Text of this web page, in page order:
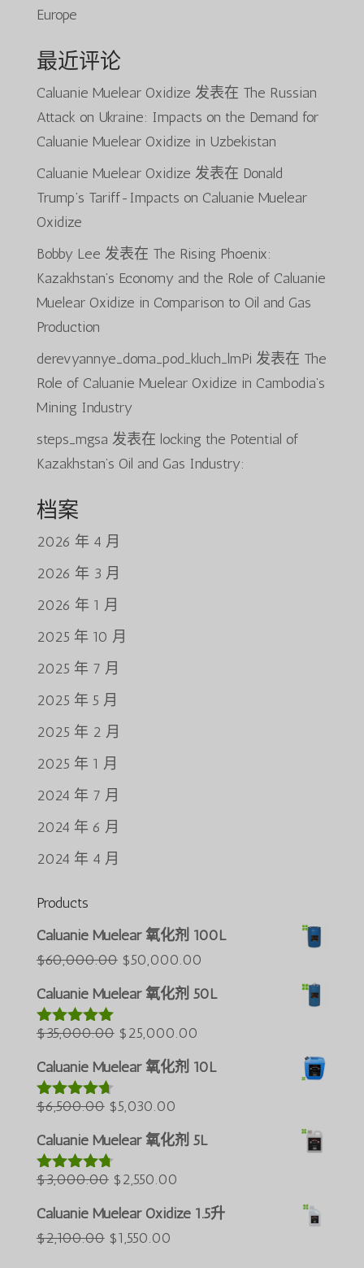
Europe
最近评论
Caluanie Muelear Oxidize 发表在 The Russian
Attack on Ukraine: Impacts on the Demand for
Caluanie Muelear Oxidize in Uzbekistan
Caluanie Muelear Oxidize 发表在 Donald
Trump’s Tariff-Impacts on Caluanie Muelear
Oxidize
Bobby Lee 发表在 The Rising Phoenix:
Kazakhstan’s Economy and the Role of Caluanie
Muelear Oxidize in Comparison to Oil and Gas
Production
derevyannye_doma_pod_kluch_lmPi 发表在 The
Role of Caluanie Muelear Oxidize in Cambodia’s
Mining Industry
steps_mgsa 发表在 locking the Potential of
Kazakhstan’s Oil and Gas Industry:
档案
2026 年 4 月
2026 年 3 月
2026 年 1 月
2025 年 10 月
2025 年 7 月
2025 年 5 月
2025 年 2 月
2025 年 1 月
2024 年 7 月
2024 年 6 月
2024 年 4 月
Products
Caluanie Muelear 氧化剂 100L
$60,000.00 原
价
$60,000.00。
$50,000.00
Caluanie Muelear 氧化剂 50L
评分5.00
$35,000.00 原
价
$35,000.00。
$25,000.00
Caluanie Muelear 氧化剂 10L
评分4.60
$6,500.00 原
价
为：
$6,500.00。
$5,030.00
前
格
为：
Caluanie Muelear 氧化剂 5L
评分4.64
$3,000.00 原
价
$2,550.00
Caluanie Muelear Oxidize 1.5升
$2,100.00 原
$1,550.00
한국어
Bahasa Melayu
Português do Brasil